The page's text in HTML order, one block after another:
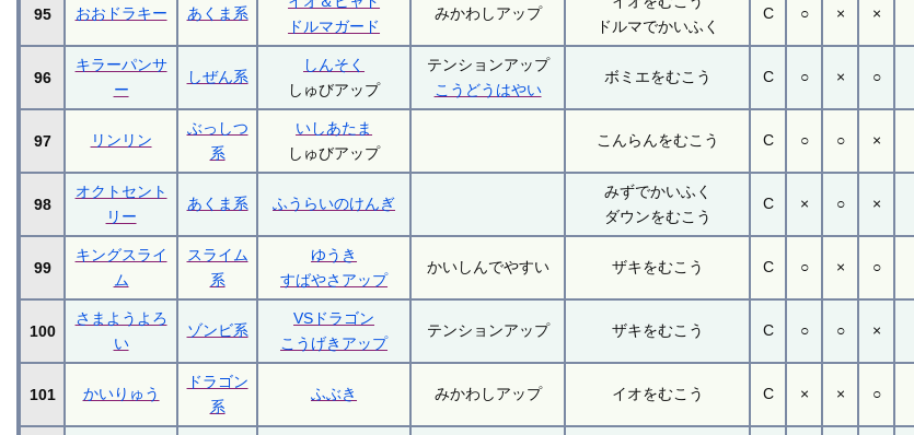
95 おおドラキー あくま系
ドルマガード
みかわしアップ
ドルマでかいふく
C ○ × ×
96
キラーパンサ
ー
しぜん系
しんそく
しゅびアップ
テンションアップ
こうどうはやい
ボミエをむこう C ○ × ○
97 リンリン
ぶっしつ
系
いしあたま
しゅびアップ
こんらんをむこう C ○ ○ ×
98
オクトセント
リー
あくま系 ふうらいのけんぎ
みずでかいふく
ダウンをむこう
C × ○ ×
99
キングスライ
ム
スライム
系
ゆうき
すばやさアップ
かいしんでやすい ザキをむこう C ○ × ○
100
さまようよろ
い
ゾンビ系
VSドラゴン
こうげきアップ
テンションアップ ザキをむこう C ○ ○ ×
101 かいりゅう
ドラゴン
系
ふぶき みかわしアップ イオをむこう C × × ○